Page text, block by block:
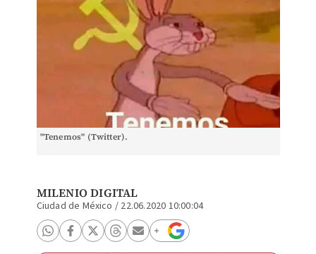
"Tenemos" (Twitter).
MILENIO DIGITAL
Ciudad de México / 22.06.2020 10:00:04